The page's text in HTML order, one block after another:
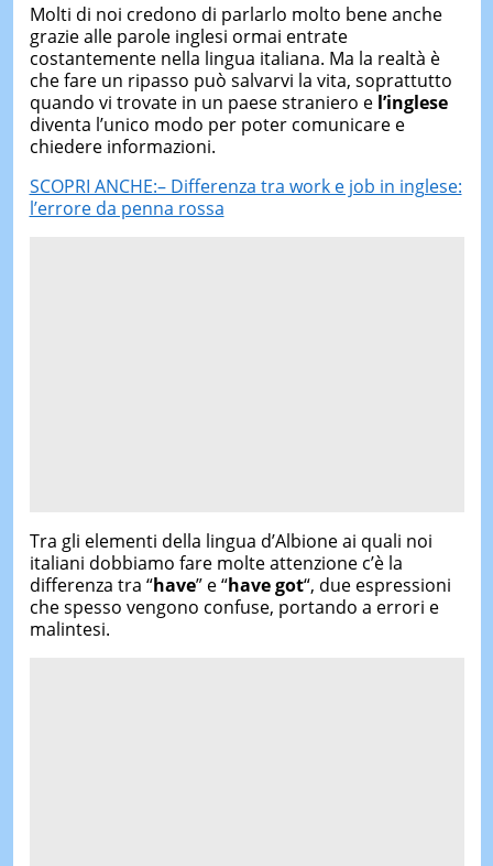
Molti di noi credono di parlarlo molto bene anche
grazie alle parole inglesi ormai entrate
costantemente nella lingua italiana. Ma la realtà è
che fare un ripasso può salvarvi la vita, soprattutto
quando vi trovate in un paese straniero e l’inglese
diventa l’unico modo per poter comunicare e
chiedere informazioni.
SCOPRI ANCHE:– Differenza tra work e job in inglese:
l’errore da penna rossa
Tra gli elementi della lingua d’Albione ai quali noi
italiani dobbiamo fare molte attenzione c’è la
differenza tra “have” e “have got“, due espressioni
che spesso vengono confuse, portando a errori e
malintesi.